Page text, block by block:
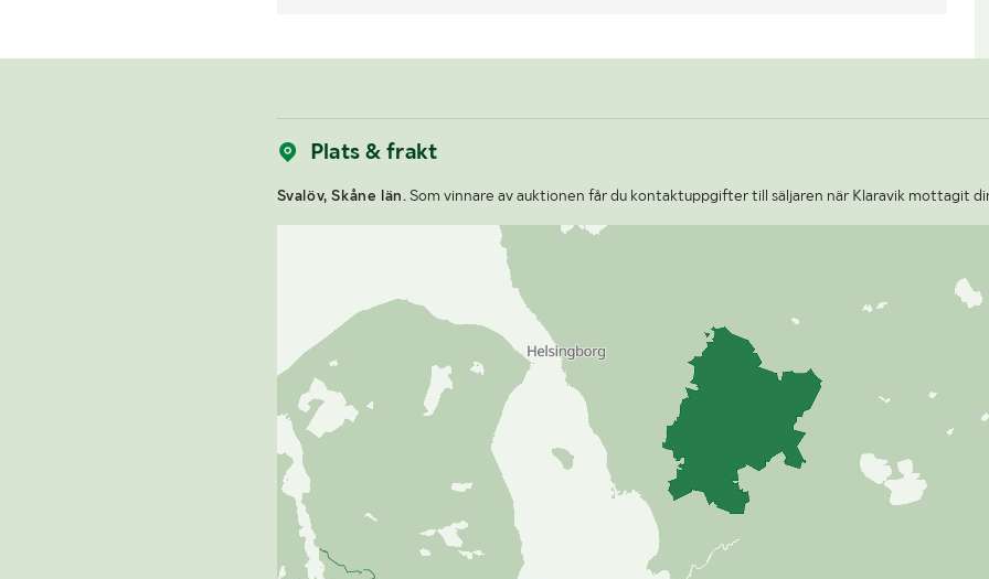
Plats & frakt
Svalöv, Skåne län.Som vinnare av auktionen får du kontaktuppgifter till säljaren när Klaravik mottagit